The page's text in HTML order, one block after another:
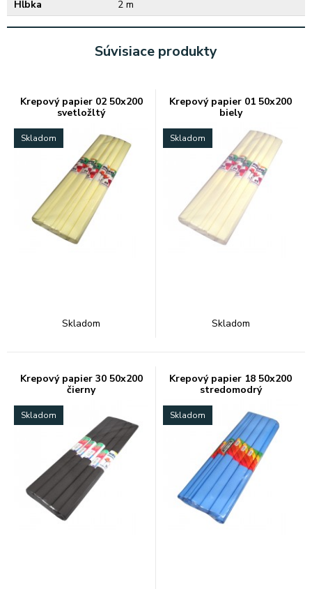
Hĺbka
2 m
Súvisiace produkty
Krepový papier 02 50x200
svetložltý
Skladom
Skladom
Krepový papier 01 50x200
biely
Skladom
Skladom
Krepový papier 30 50x200
čierny
Skladom
Krepový papier 18 50x200
stredomodrý
Skladom